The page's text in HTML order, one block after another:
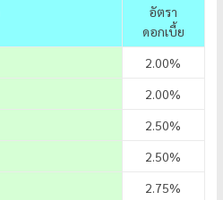
อัตรา
ดอกเบี้ย
2.00%
2.00%
2.50%
2.50%
2.75%